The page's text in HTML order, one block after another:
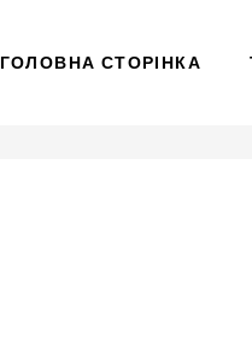
ГОЛОВНА СТОРІНКА